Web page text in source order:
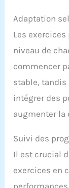
Adaptation
Les
niveau de
commencer
stable, tandis
intégrer des
augmenter
Suivi des
Il est crucial
exercices en